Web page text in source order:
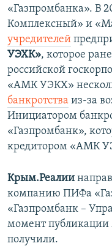
«Газпромбанка». В
Комплексный» и
учредителей
УЭХК», которое
российской
«АМК УЭКХ»
банкротства из-за
Инициатором
«Газпромбанк»,
кредитором «АМК
Крым.Реалии
компанию ПИФа
«Газпромбанк –
момент публикации
получили.